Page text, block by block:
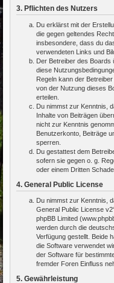
3. Pflichten des Nutzers
Du erklärst mit der
die gegen geltendes
insbesondere, dass du
verwendeten Links und
Der Betreiber des Boards
diese
Regeln kann der
von der Nutzung dieses
erteilen.
Du nimmst zur Kenntnis,
Inhalte von Beiträgen
nicht zur Kenntnis
Benutzerkonto, Beiträge
sperren.
Du gestattest dem
sofern sie gegen o. g.
oder einem Dritten
4. General Public License
Du nimmst zur Kenntnis,
General Public License v2
phpBB Limited
werden durch die
Verfügung gestellt. Beide
die Software verwendet
der Software für
fremder Foren Einfluss
5. Gewährleistung